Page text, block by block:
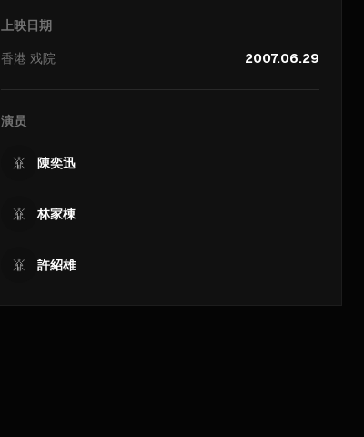
上映日期
香港 戏院 2007.06.29
演员
陳奕迅
林家棟
許紹雄